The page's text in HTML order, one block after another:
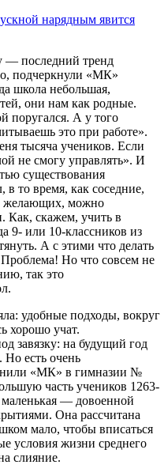
нарядным явится
— последний тренд
подчеркнули «МК»
школа небольшая,
они нам как родные.
поругался. А у того
это при работе».
тысяча учеников. Если
не смогу управлять». И
существования
то время, как соседние,
желающих, можно
Как, скажем, учить в
9- или 10-классников из
А с этими что делать
Но что совсем не
так это
удобные подходы, вокруг
хорошо учат.
завязку: на будущий год
Но есть очень
«МК» в гимназии №
часть учеников 1263-
— довоенной
Она рассчитана
мало, чтобы вписаться
условия жизни среднего
слияние.